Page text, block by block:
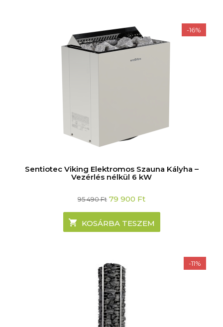
-16%
Sentiotec Viking Elektromos Szauna Kályha –
Vezérlés nélkül 6 kW
95 490Ft Original
was:
95
490 Ft.
79 900 FtCurrent
is:
79
900 Ft.
KOSÁRBA TESZEM
-11%